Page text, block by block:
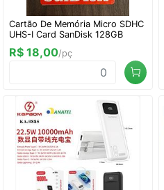
Cartão De Memória Micro SDHC
UHS-I Card SanDisk 128GB
R$ 18,00/pç